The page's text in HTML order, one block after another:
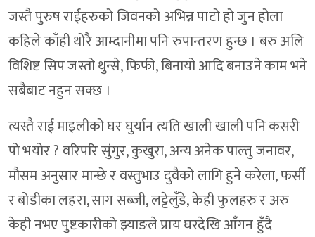
जस्तै पुरुष राईहरुको जिवनको अभिन्न पाटो हो जुन होला
कहिले काँही थोरै आम्दानीमा पनि रुपान्तरण हुन्छ । बरु अलि
विशिष्ट सिप जस्तो थुन्से, फिफी, बिनायो आदि बनाउने काम भने
सबैबाट नहुन सक्छ ।
त्यस्तै राई माइलीको घर घुर्यान त्यति खाली खाली पनि कसरी
पो भयोर ? वरिपरि सुंगुर, कुखुरा, अन्य अनेक पाल्तु जनावर,
मौसम अनुसार मान्छे र वस्तुभाउ दुवैको लागि हुने करेला, फर्सी
र बोडीका लहरा, साग सब्जी, लट्टेलुँडे, केही फुलहरु र अरु
केही नभए पुष्टकारीको झ्याङले प्राय घरदेखि आँगन हुँदै